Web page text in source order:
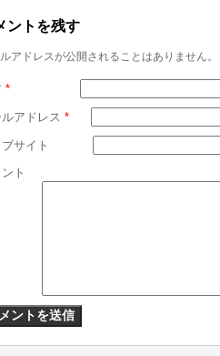
ントを残す
アドレスが公開されることはありません。
*
ルアドレス *
サイト
ト